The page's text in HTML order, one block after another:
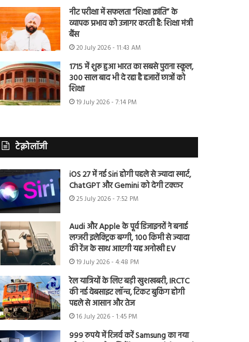
नीट परीक्षा में सफलता “शिक्षा क्रांति” के
व्यापक प्रभाव को उजागर करती है: शिक्षा मंत्री
बैंस
20 July 2026 - 11:43 AM
1715 में शुरू हुआ भारत का सबसे पुराना स्कूल,
300 साल बाद भी दे रहा है हजारों छात्रों को
शिक्षा
19 July 2026 - 7:14 PM
टेक्नोलॉजी
iOS 27 में नई Siri होगी पहले से ज्यादा स्मार्ट,
ChatGPT और Gemini को देगी टक्कर
25 July 2026 - 7:52 PM
Audi और Apple के पूर्व डिजाइनरों ने बनाई
लग्जरी इलेक्ट्रिक बग्गी, 100 किमी से ज्यादा
की रेंज के साथ आएगी यह अनोखी EV
19 July 2026 - 4:48 PM
रेल यात्रियों के लिए बड़ी खुशखबरी, IRCTC
की नई वेबसाइट लॉन्च, टिकट बुकिंग होगी
पहले से आसान और तेज
16 July 2026 - 1:45 PM
999 रुपये में रिजर्व करें Samsung का नया